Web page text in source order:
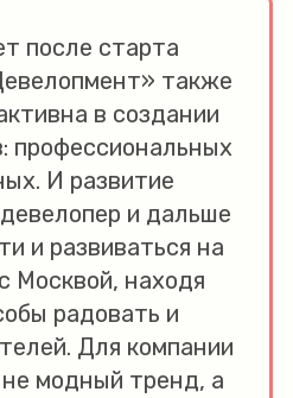
после старта
также
в создании
профессиональных
И развитие
и дальше
и развиваться на
Москвой, находя
радовать и
Для компании
модный тренд, а